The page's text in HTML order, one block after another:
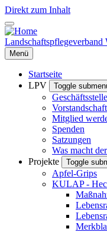
Direkt zum Inhalt
Menü
Startseite
LPV
Toggle
Vorstandschaft
Mitglied
Spenden
Satzungen
Was macht
Projekte
Toggle
Apfel-Grips
KULAP -